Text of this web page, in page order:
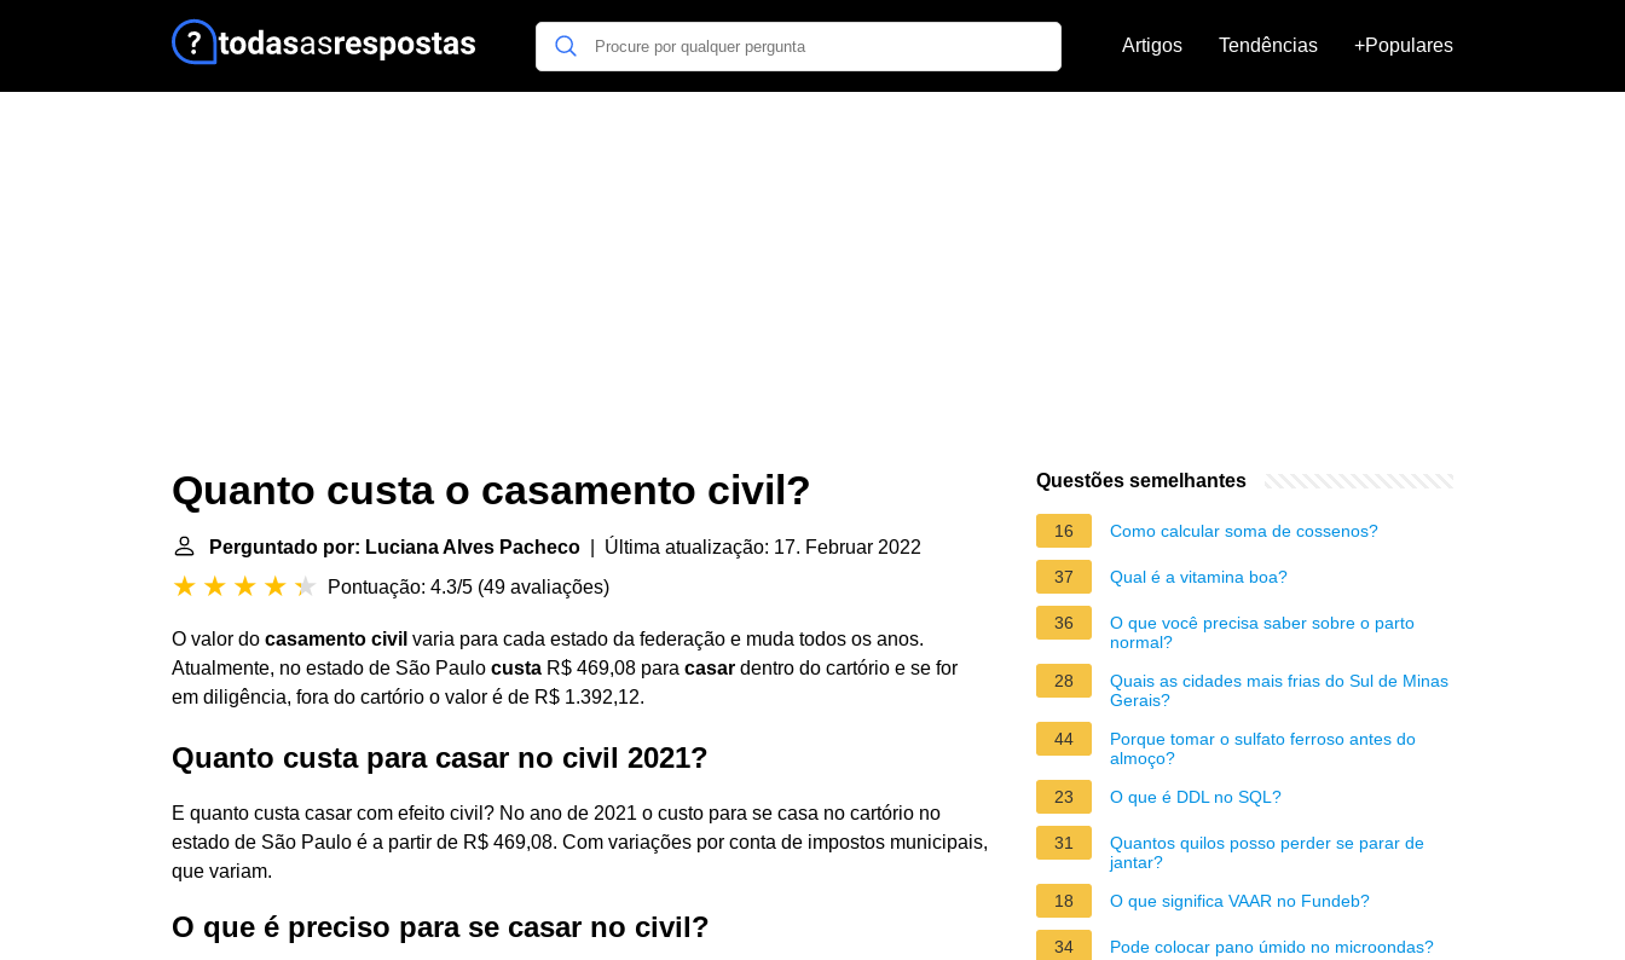
Artigos Tendências +Populares
Quanto custa o casamento civil?
Perguntado por: Luciana Alves Pacheco | Última atualização: 17. Februar 2022
Pontuação: 4.3/5 (49 avaliações)
O valor do casamento civil varia para cada estado da federação e muda todos os anos.
Atualmente, no estado de São Paulo custa R$ 469,08 para casar dentro do cartório e se for
em diligência, fora do cartório o valor é de R$ 1.392,12.
Quanto custa para casar no civil 2021?
E quanto custa casar com efeito civil? No ano de 2021 o custo para se casa no cartório no
estado de São Paulo é a partir de R$ 469,08. Com variações por conta de impostos municipais,
que variam.
O que é preciso para se casar no civil?
Questões semelhantes
16 Como calcular soma de cossenos?
37 Qual é a vitamina boa?
36
O que você precisa saber sobre o parto
normal?
28
Quais as cidades mais frias do Sul de Minas
Gerais?
44
Porque tomar o sulfato ferroso antes do
almoço?
23
O que é DDL no SQL?
31
Quantos quilos posso perder se parar de
jantar?
18
O que significa VAAR no Fundeb?
34 Pode colocar pano úmido no microondas?